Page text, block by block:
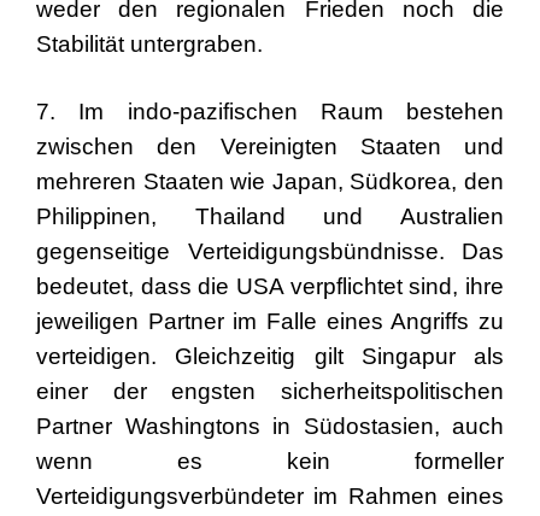
weder den regionalen Frieden noch die
Stabilität untergraben.
7. Im indo-pazifischen Raum bestehen
zwischen den Vereinigten Staaten und
mehreren Staaten wie Japan, Südkorea, den
Philippinen, Thailand und Australien
gegenseitige Verteidigungsbündnisse. Das
bedeutet, dass die USA verpflichtet sind, ihre
jeweiligen Partner im Falle eines Angriffs zu
verteidigen. Gleichzeitig gilt Singapur als
einer der engsten sicherheitspolitischen
Partner Washingtons in Südostasien, auch
wenn es kein formeller
Verteidigungsverbündeter im Rahmen eines